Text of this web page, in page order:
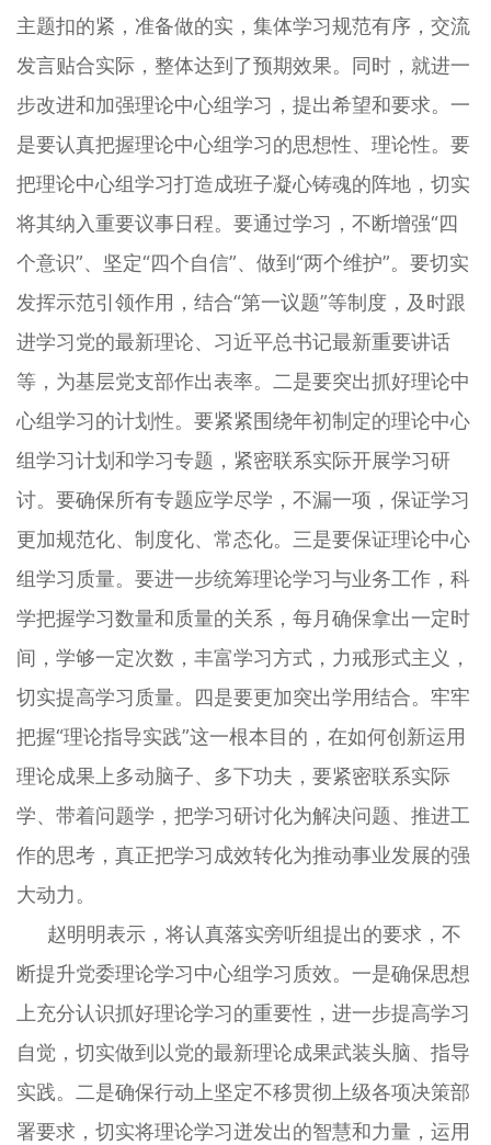
主题扣的紧，准备做的实，集体学习规范有序，交流
发言贴合实际，整体达到了预期效果。同时，就进一
步改进和加强理论中心组学习，提出希望和要求。一
是要认真把握理论中心组学习的思想性、理论性。要
把理论中心组学习打造成班子凝心铸魂的阵地，切实
将其纳入重要议事日程。要通过学习，不断增强“四
个意识”、坚定“四个自信”、做到“两个维护”。要切实
发挥示范引领作用，结合“第一议题”等制度，及时跟
进学习党的最新理论、习近平总书记最新重要讲话
等，为基层党支部作出表率。二是要突出抓好理论中
心组学习的计划性。要紧紧围绕年初制定的理论中心
组学习计划和学习专题，紧密联系实际开展学习研
讨。要确保所有专题应学尽学，不漏一项，保证学习
更加规范化、制度化、常态化。三是要保证理论中心
组学习质量。要进一步统筹理论学习与业务工作，科
学把握学习数量和质量的关系，每月确保拿出一定时
间，学够一定次数，丰富学习方式，力戒形式主义，
切实提高学习质量。四是要更加突出学用结合。牢牢
把握“理论指导实践”这一根本目的，在如何创新运用
理论成果上多动脑子、多下功夫，要紧密联系实际
学、带着问题学，把学习研讨化为解决问题、推进工
作的思考，真正把学习成效转化为推动事业发展的强
大动力。
赵明明表示，将认真落实旁听组提出的要求，不
断提升党委理论学习中心组学习质效。一是确保思想
上充分认识抓好理论学习的重要性，进一步提高学习
自觉，切实做到以党的最新理论成果武装头脑、指导
实践。二是确保行动上坚定不移贯彻上级各项决策部
署要求，切实将理论学习迸发出的智慧和力量，运用